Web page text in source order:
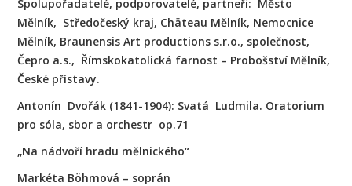
Spolupořadatelé, podporovatelé, partneři: Město
Mělník, Středočeský kraj, Chäteau Mělník, Nemocnice
Mělník, Braunensis Art productions s.r.o., společnost,
Čepro a.s., Římskokatolická farnost – Probošství Mělník,
České přístavy.
Antonín Dvořák (1841-1904): Svatá Ludmila. Oratorium
pro sóla, sbor a orchestr op.71
„Na nádvoří hradu mělnického“
Markéta Böhmová – soprán